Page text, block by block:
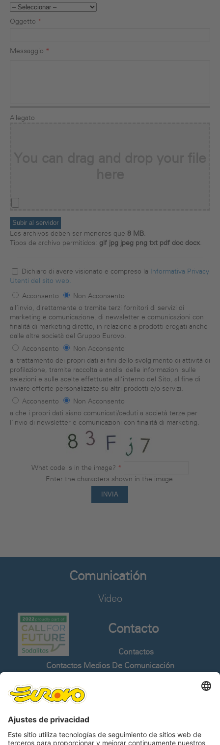
Oggetto *
Messaggio *
Allegato
Los archivos deben ser menores que 8 MB.
Tipos de archivo permitidos: gif jpg jpeg png txt pdf doc docx.
Privacy*
Dichiaro di avere visionato e compreso la Informativa Privacy
Utenti del sito web.
Marketing*
Acconsento Non Acconsento
all’invio, direttamente o tramite terzi fornitori di servizi di
marketing e comunicazione, di newsletter e comunicazioni con
finalità di marketing diretto, in relazione a prodotti erogati anche
dalle altre società del Gruppo Eurovo.
Profilazione*
Acconsento Non Acconsento
al trattamento dei propri dati ai fini dello svolgimento di attività di
profilazione, tramite raccolta e analisi delle informazioni sulle
selezioni e sulle scelte effettuate all’interno del Sito, al fine di
inviare offerte personalizzate su altri prodotti e/o servizi.
Cessione Dati*
Acconsento Non Acconsento
a che i propri dati siano comunicati/ceduti a società terze per
l’invio di newsletter e comunicazioni con finalità di marketing.
What code is in the image? *
Enter the characters shown in the image.
Comunicatión
Video
Contacto
Contactos
Contactos Medios De Comunicación
Whistleblowing
Idiomas